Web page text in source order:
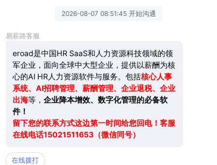
2026-08-07 08:51:45 开始沟通
易薪路客服
eroad是中国HR SaaS和人力资源科技领域的领
军企业，面向全球中大型企业，提供以薪酬为核
心的AI HR人力资源软件与服务。包括核心人事
系统、AI招聘管理、薪酬管理、企业退税、企业
出海等， 企业降本增效、数字化管理的必备软
件！
留下您的联系方式这边第一时间给您回电！客服
在线电话15021511653（微信同号）
在线拨打